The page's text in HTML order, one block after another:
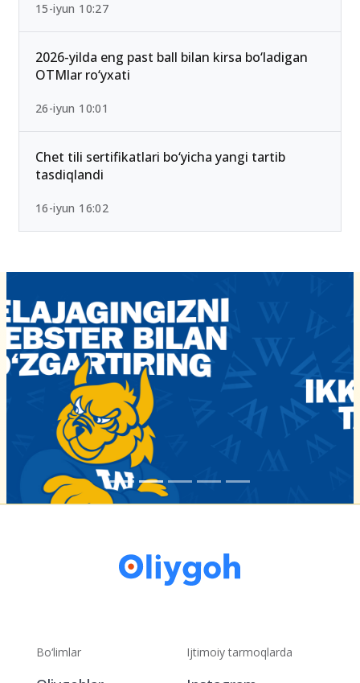
15-iyun 10:27
2026-yilda eng past ball bilan kirsa bo‘ladigan
OTMlar ro‘yxati
26-iyun 10:01
Chet tili sertifikatlari bo‘yicha yangi tartib
tasdiqlandi
16-iyun 16:02
Bo‘limlar Ijtimoiy tarmoqlarda